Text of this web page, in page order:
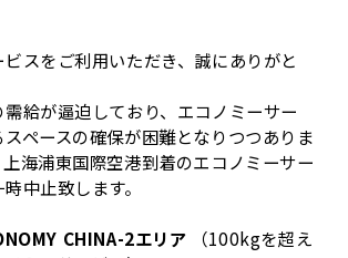
スをご利用いただき、誠にありがと
給が逼迫しており、エコノミーサー
ペースの確保が困難となりつつありま
海浦東国際空港到着のエコノミーサー
中止致します。
CHINA-2エリア （100kgを超え